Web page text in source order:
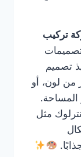
تركيب
تصميم
من لون، أو
المساحة.
مثل